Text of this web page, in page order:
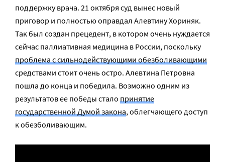
поддержку врача. 21 октября суд вынес новый
приговор и полностью оправдал Алевтину Хориняк.
Так был создан прецедент, в котором очень нуждается
сейчас паллиативная медицина в России, поскольку
проблема с сильнодействующими обезболивающими
средствами стоит очень остро. Алевтина Петровна
пошла до конца и победила. Возможно одним из
результатов ее победы стало принятие
государственной Думой закона, облегчающего доступ
к обезболивающим.